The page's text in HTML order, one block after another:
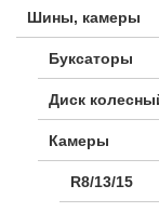
Шины, камеры
Буксаторы
Диск
Камеры
R8/13/15